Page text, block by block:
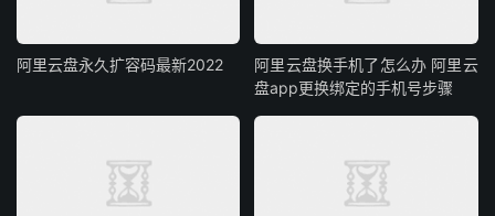
阿里云盘永久扩容码最新2022
阿里云盘换手机了怎么办 阿里云
盘app更换绑定的手机号步骤